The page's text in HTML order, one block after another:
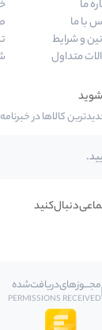
ما
با ما
و شرایط
متداول
کالاها در
مجـــوز‌های‌دریافت‌شده
PERMISSIONS RECEIVED